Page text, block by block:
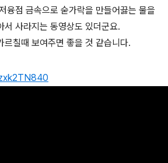
융점 금속으로 숟가락을 만들어끓는 물을
서 사라지는 동영상도 있더군요.
르칠때 보여주면 좋을 것 같습니다.